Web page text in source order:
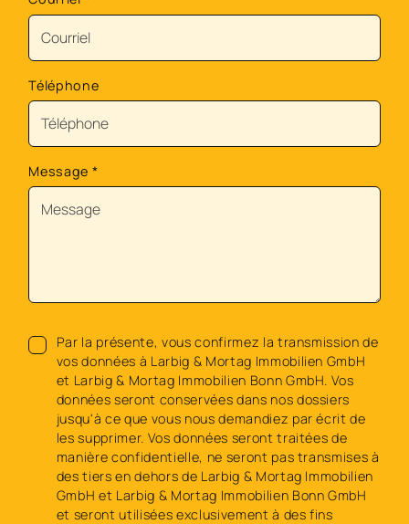
Téléphone
Message *
Par la présente, vous confirmez la transmission de
vos données à Larbig & Mortag Immobilien GmbH
et Larbig & Mortag Immobilien Bonn GmbH. Vos
données seront conservées dans nos dossiers
jusqu'à ce que vous nous demandiez par écrit de
les supprimer. Vos données seront traitées de
manière confidentielle, ne seront pas transmises à
des tiers en dehors de Larbig & Mortag Immobilien
GmbH et Larbig & Mortag Immobilien Bonn GmbH
et seront utilisées exclusivement à des fins